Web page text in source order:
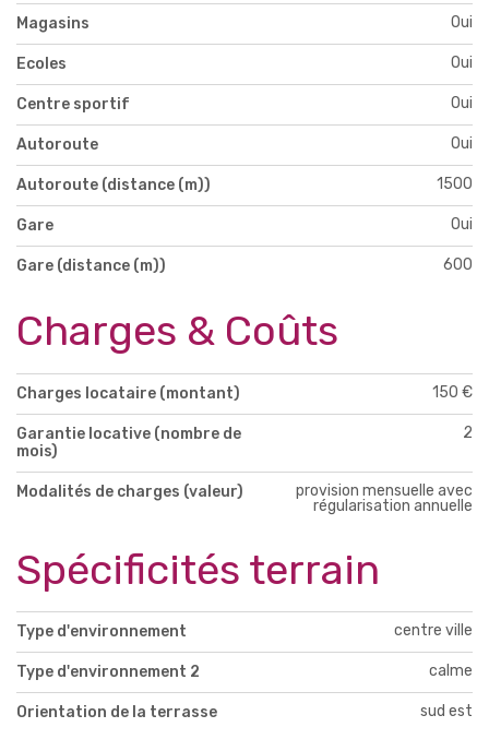
Magasins Oui
Ecoles Oui
Centre sportif Oui
Autoroute Oui
Autoroute (distance (m)) 1500
Gare Oui
Gare (distance (m)) 600
Charges & Coûts
Charges locataire (montant) 150 €
Garantie locative (nombre de
mois)
2
Modalités de charges (valeur)
provision mensuelle avec
régularisation annuelle
Spécificités terrain
Type d'environnement centre ville
Type d'environnement 2 calme
Orientation de la terrasse sud est